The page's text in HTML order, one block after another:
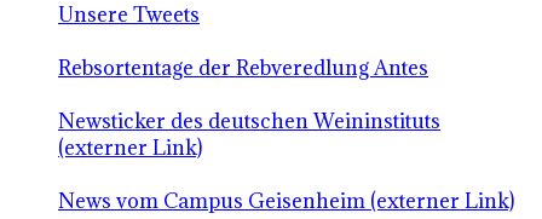
Unsere Tweets
Rebsortentage der Rebveredlung Antes
Newsticker des deutschen Weininstituts
(externer Link)
News vom Campus Geisenheim (externer Link)